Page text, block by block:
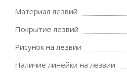
Материал лезвий
Покрытие лезвий
Рисунок на лезвии
Наличие линейки на лезвии